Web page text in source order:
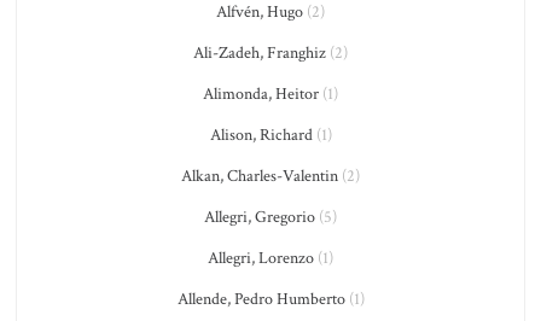
Alfvén, Hugo (2)
Ali-Zadeh, Franghiz (2)
Alimonda, Heitor (1)
Alison, Richard(1)
Alkan, Charles-Valentin (2)
Allegri, Gregorio (5)
Allegri, Lorenzo (1)
Allende, Pedro Humberto(1)